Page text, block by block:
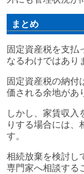
まとめ
固定資産税を支払
なるわけではあり
固定資産税の納付
価される余地があ
しかし、家賃収入
りする場合には、
す。
相続放棄を検討し
専門家へ相談する